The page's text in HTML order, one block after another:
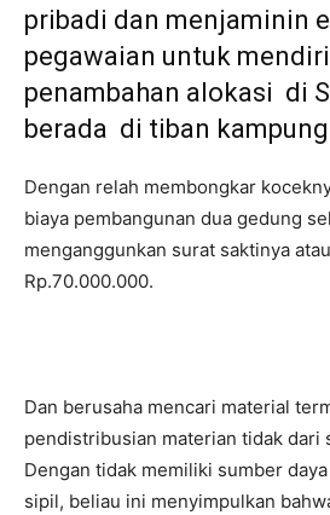
pribadi dan menjaminin
pegawaian untuk
penambahan alokasi di
berada di tiban
Dengan relah membongkar
biaya pembangunan dua gedung
menganggunkan surat saktinya
Rp.70.000.000.
Dan berusaha mencari material
pendistribusian materian tidak dari
Dengan tidak memiliki sumber
sipil, beliau ini menyimpulkan